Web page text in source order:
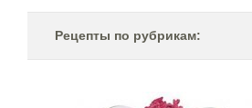
Рецепты по рубрикам: